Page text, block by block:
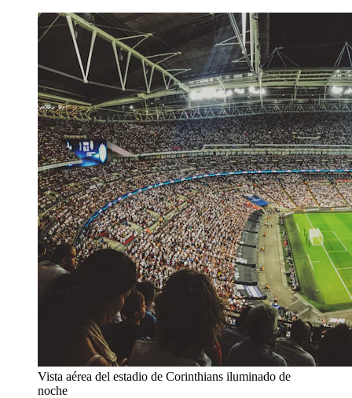
Vista aérea del estadio de Corinthians iluminado de
noche